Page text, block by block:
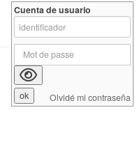
Cuenta de usuario
Olvidé mi contraseña